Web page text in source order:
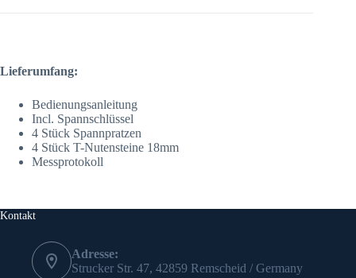
Lieferumfang:
Bedienungsanleitung
Incl. Spannschlüssel
4 Stück Spannpratzen
4 Stück T-Nutensteine 18mm
Messprotokoll
Kontakt
Adresse:
Strucker Str. 47, 42859 Remscheid / Germany